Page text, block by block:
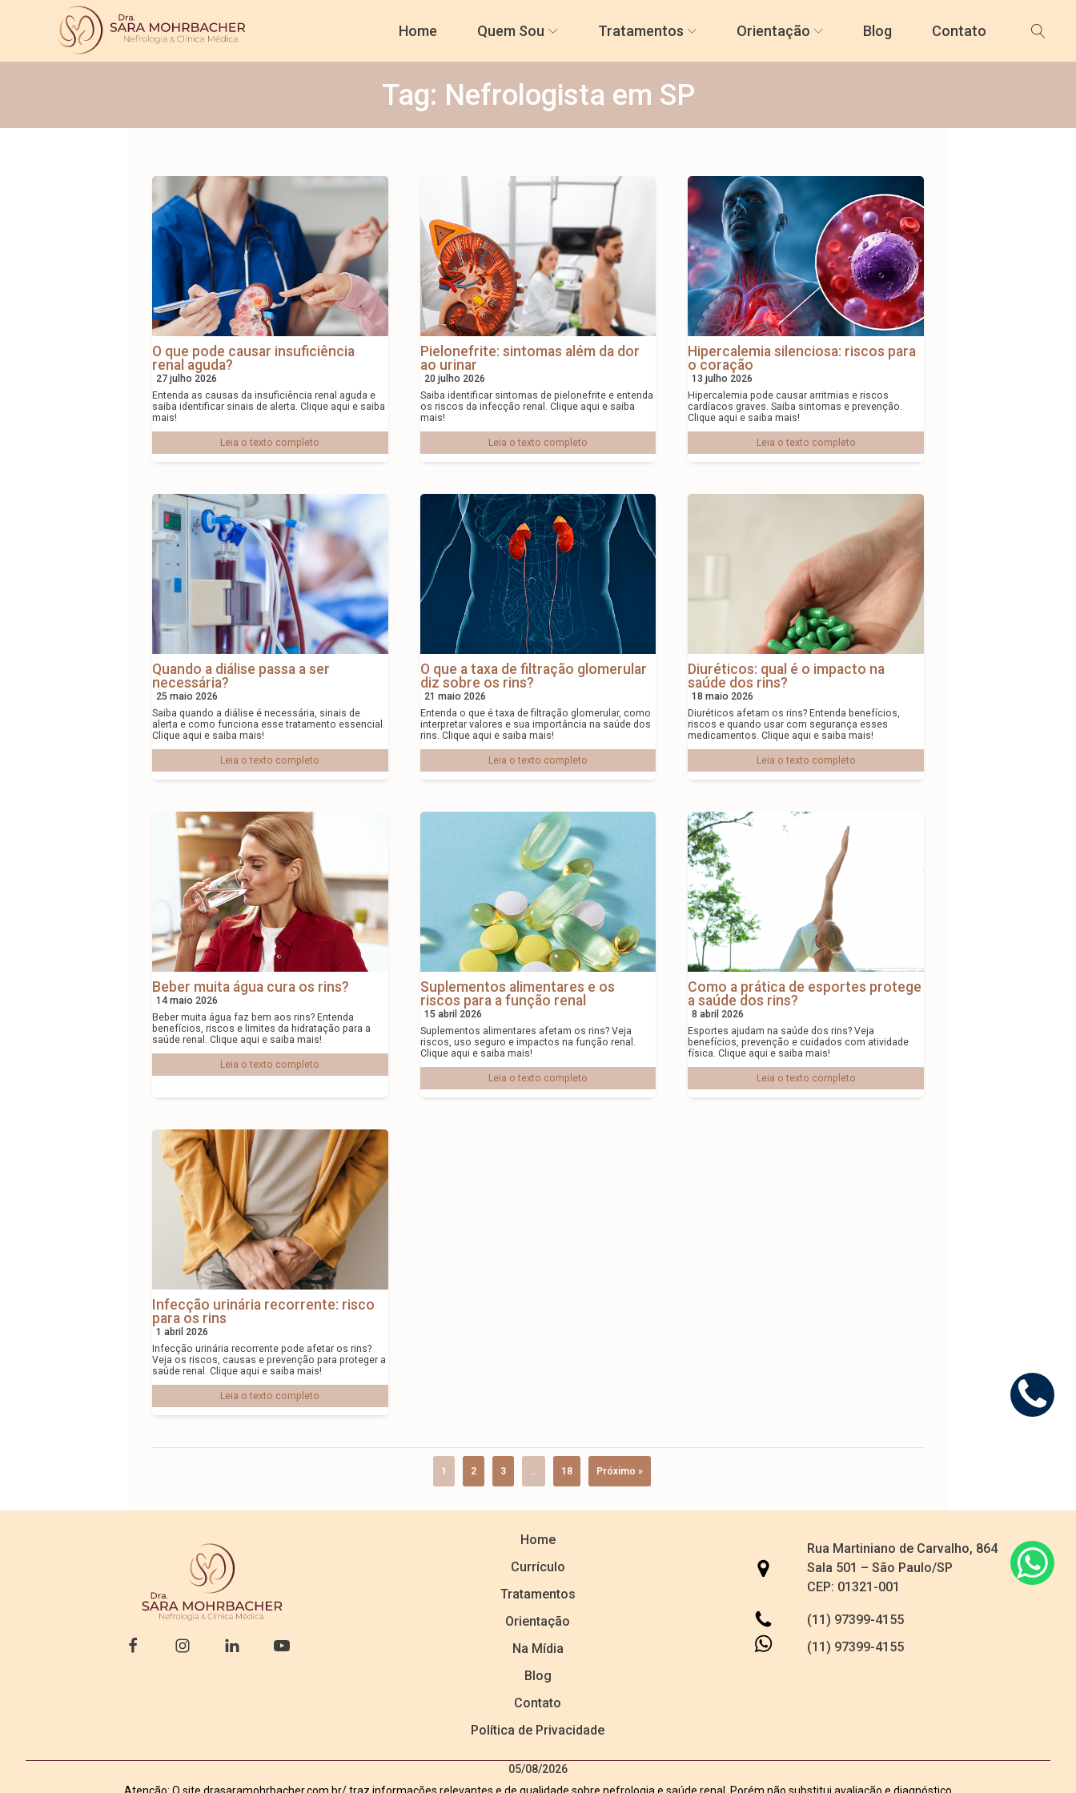
Home Quem Sou Tratamentos Orientação Blog Contato
Tag: Nefrologista em SP
O que pode causar insuficiência
renal aguda?
27 julho 2026
Entenda as causas da insuficiência renal aguda e
saiba identificar sinais de alerta. Clique aqui e saiba
mais!
Leia o texto completo
Pielonefrite: sintomas além da dor
ao urinar
20 julho 2026
Saiba identificar sintomas de pielonefrite e entenda
os riscos da infecção renal. Clique aqui e saiba
mais!
Leia o texto completo
Hipercalemia silenciosa: riscos para
o coração
13 julho 2026
Hipercalemia pode causar arritmias e riscos
cardíacos graves. Saiba sintomas e prevenção.
Clique aqui e saiba mais!
Leia o texto completo
Quando a diálise passa a ser
necessária?
25 maio 2026
Saiba quando a diálise é necessária, sinais de
alerta e como funciona esse tratamento essencial.
Clique aqui e saiba mais!
Leia o texto completo
O que a taxa de filtração glomerular
diz sobre os rins?
21 maio 2026
Entenda o que é taxa de filtração glomerular, como
interpretar valores e sua importância na saúde dos
rins. Clique aqui e saiba mais!
Leia o texto completo
Diuréticos: qual é o impacto na
saúde dos rins?
18 maio 2026
Diuréticos afetam os rins? Entenda benefícios,
riscos e quando usar com segurança esses
medicamentos. Clique aqui e saiba mais!
Leia o texto completo
Beber muita água cura os rins?
14 maio 2026
Beber muita água faz bem aos rins? Entenda
benefícios, riscos e limites da hidratação para a
saúde renal. Clique aqui e saiba mais!
Leia o texto completo
Suplementos alimentares e os
riscos para a função renal
15 abril 2026
Suplementos alimentares afetam os rins? Veja
riscos, uso seguro e impactos na função renal.
Clique aqui e saiba mais!
Leia o texto completo
Como a prática de esportes protege
a saúde dos rins?
8 abril 2026
Esportes ajudam na saúde dos rins? Veja
benefícios, prevenção e cuidados com atividade
física. Clique aqui e saiba mais!
Leia o texto completo
Infecção urinária recorrente: risco
para os rins
1 abril 2026
Infecção urinária recorrente pode afetar os rins?
Veja os riscos, causas e prevenção para proteger a
saúde renal. Clique aqui e saiba mais!
Leia o texto completo
1 2 3 … 18 Próximo »
Home
Currículo
Tratamentos
Orientação
Na Mídia
Blog
Contato
Política de Privacidade
Rua Martiniano de Carvalho, 864
Sala 501 – São Paulo/SP
CEP: 01321-001
(11) 97399-4155
(11) 97399-4155
05/08/2026